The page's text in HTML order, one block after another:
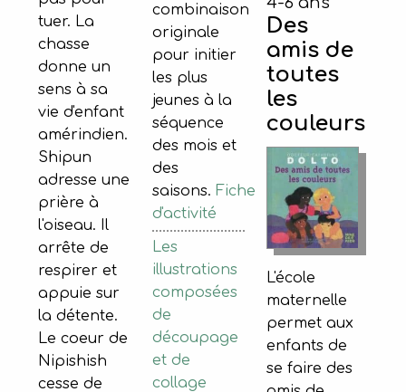
tuer. La
chasse
donne un
sens à sa
vie d'enfant
amérindien.
Shipun
adresse une
prière à
l'oiseau. Il
arrête de
respirer et
appuie sur
la détente.
Le coeur de
Nipishish
cesse de
combinaison
originale
pour initier
les plus
jeunes à la
séquence
des mois et
des
saisons. Fiche
d'activité
Les
illustrations
composées
de
découpage
et de
collage
Des
amis de
toutes
les
couleurs
L'école
maternelle
permet aux
enfants de
se faire des